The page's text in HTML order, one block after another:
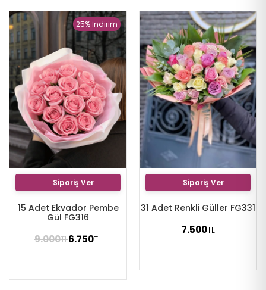
25% İndirim
Sipariş Ver
15 Adet Ekvador Pembe
Gül FG316
9.000TL6.750TL
Sipariş Ver
31 Adet Renkli Güller FG331
7.500TL